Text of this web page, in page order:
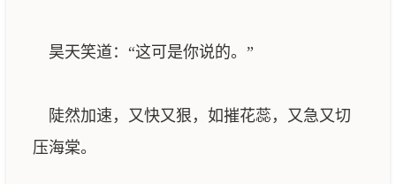
昊天笑道：“这可是你说的。”
陡然加速，又快又狠，如摧花蕊，又急又切
压海棠。